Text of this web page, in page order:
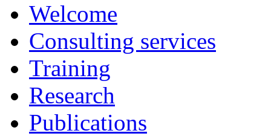
Welcome
Consulting services
Training
Research
Publications